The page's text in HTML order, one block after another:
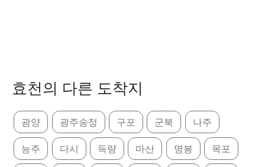
효천의 다른 도착지
광양 광주송정 구포 군북 나주
능주 다시 득량 마산 명봉 목포